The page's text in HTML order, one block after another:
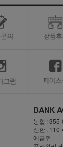
BANK
농협 :
신한 :
예금주 :